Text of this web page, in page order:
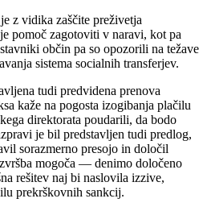
z vidika zaščite preživetja
pomoč zagotoviti v naravi, kot pa
občin pa so opozorili na težave
sistema socialnih transferjev.
tudi predvidena prenova
kaže na pogosta izogibanja plačilu
direktorata poudarili, da bodo
je bil predstavljen tudi predlog,
sorazmerno presojo in določil
mogoča — denimo določeno
rešitev naj bi naslovila izzive,
prekrškovnih sankcij.